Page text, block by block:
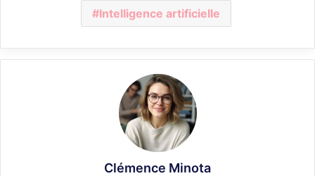
Intelligence artificielle
Clémence Minota